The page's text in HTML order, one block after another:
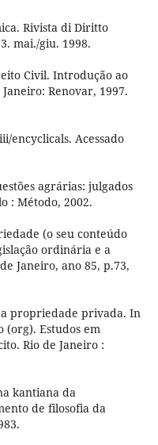
Rivista di Diritto
mai./giu. 1998.
Civil. Introdução ao
Renovar, 1997.
encyclicals. Acessado
agrárias: julgados
: Método, 2002.
(o seu conteúdo
ordinária e a
Janeiro, ano 85, p.73,
da propriedade privada. In
(org). Estudos em
Rio de Janeiro :
kantiana da
de filosofia da